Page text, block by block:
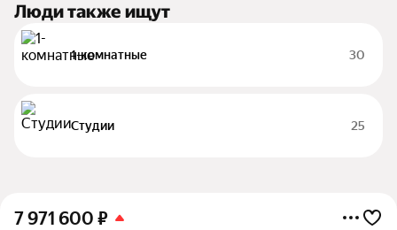
Люди также ищут
1-комнатные 30
Студии 25
7 971 600 ₽